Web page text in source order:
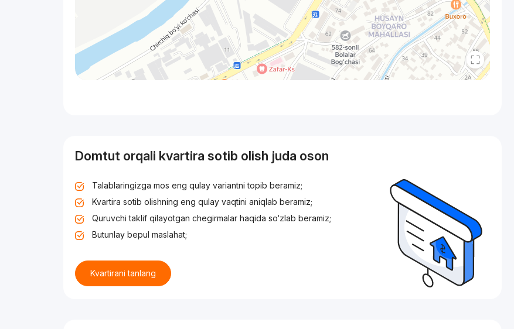
Domtut orqali kvartira sotib olish juda oson
Talablaringizga mos eng qulay variantni topib beramiz;
Kvartira sotib olishning eng qulay vaqtini aniqlab beramiz;
Quruvchi taklif qilayotgan chegirmalar haqida so‘zlab beramiz;
Butunlay bepul maslahat;
Kvartirani tanlang